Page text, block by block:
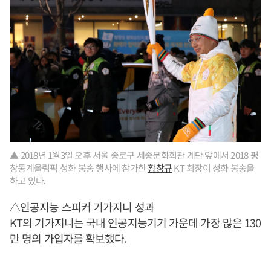
▲ 2018년 1월3일 오후 서울 종로구 세종문화회관 계단 앞에서 2018 평
창동계올림픽 성화 봉송 행사에 참가한황창규KT 회장이 성화 봉송을
하고 있다.
△인공지능 스피커 기가지니 성과
KT의 기가지니는 국내 인공지능기기 가운데 가장 많은 130
만 명의 가입자를 확보했다.